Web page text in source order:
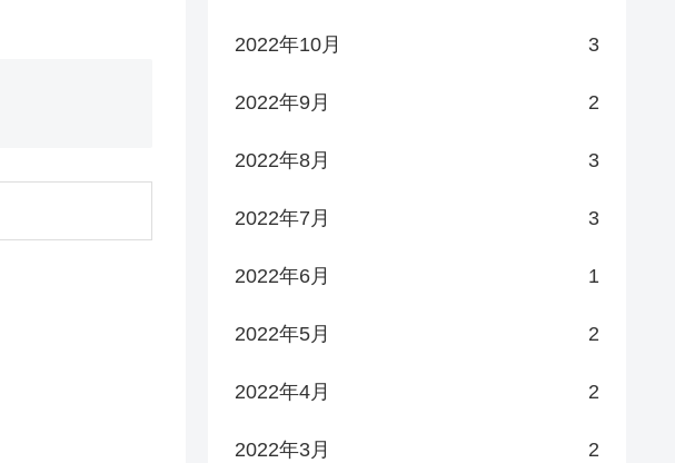
2022年10月 3
2022年9月 2
2022年8月 3
2022年7月 3
2022年6月 1
2022年5月 2
2022年4月 2
2022年3月 2